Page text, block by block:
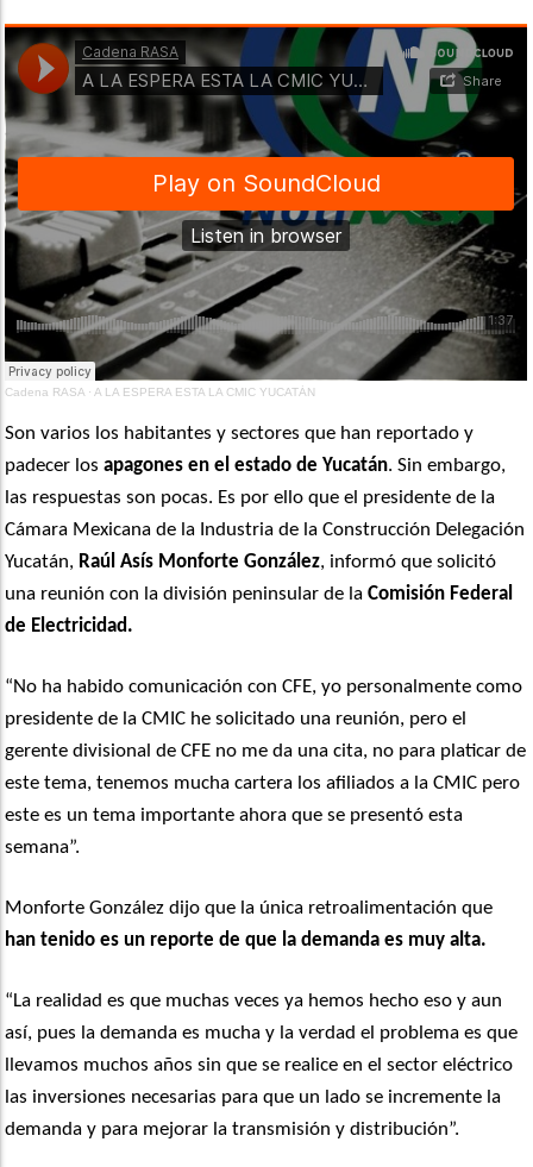
Cadena RASA · A LA ESPERA ESTA LA CMIC YUCATÁN
Son varios los habitantes y sectores que han reportado y
padecer losapagones en el estado de Yucatán. Sin embargo,
las respuestas son pocas. Es por ello que el presidente de la
Cámara Mexicana de la Industria de la Construcción Delegación
Yucatán, Raúl Asís Monforte González, informó que solicitó
una reunión con la división peninsular de laComisión Federal
de Electricidad.
“No ha habido comunicación con CFE, yo personalmente como
presidente de la CMIC he solicitado una reunión, pero el
gerente divisional de CFE no me da una cita, no para platicar de
este tema, tenemos mucha cartera los afiliados a la CMIC pero
este es un tema importante ahora que se presentó esta
semana”.
Monforte González dijo que la única retroalimentación que
han tenido es un reporte de que la demanda es muy alta.
“La realidad es que muchas veces ya hemos hecho eso y aun
así, pues la demanda es mucha y la verdad el problema es que
llevamos muchos años sin que se realice en el sector eléctrico
las inversiones necesarias para que un lado se incremente la
demanda y para mejorar la transmisión y distribución”.